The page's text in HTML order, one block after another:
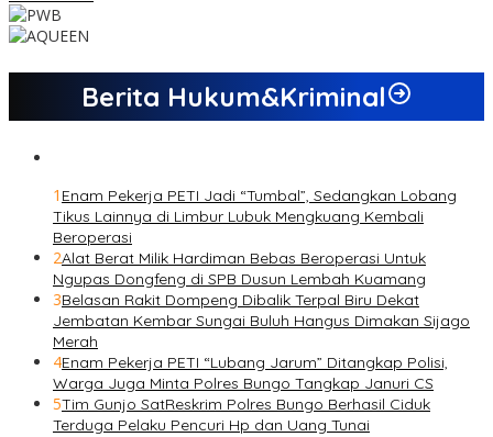
Berita Hukum&Kriminal
1 Enam Pekerja PETI Jadi “Tumbal”, Sedangkan Lobang
Tikus Lainnya di Limbur Lubuk Mengkuang Kembali
Beroperasi
2Alat Berat Milik Hardiman Bebas Beroperasi Untuk
Ngupas Dongfeng di SPB Dusun Lembah Kuamang
3Belasan Rakit Dompeng Dibalik Terpal Biru Dekat
Jembatan Kembar Sungai Buluh Hangus Dimakan Sijago
Merah
4Enam Pekerja PETI “Lubang Jarum” Ditangkap Polisi,
Warga Juga Minta Polres Bungo Tangkap Januri CS
5Tim Gunjo SatReskrim Polres Bungo Berhasil Ciduk
Terduga Pelaku Pencuri Hp dan Uang Tunai